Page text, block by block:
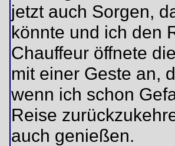
jetzt auch Sorgen,
könnte und ich den
Chauffeur öffnete
mit einer Geste an,
wenn ich schon
Reise
auch genießen.